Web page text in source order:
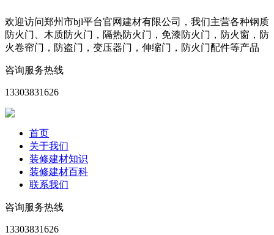
欢迎访问郑州市bjl平台官网建材有限公司，我们主营各种钢质
防火门、木质防火门，隔热防火门，免漆防火门，防火窗，防
火卷帘门，防盗门，变压器门，伸缩门，防火门配件等产品
咨询服务热线
13303831626
首页
关于我们
装修建材知识
装修建材百科
联系我们
咨询服务热线
13303831626